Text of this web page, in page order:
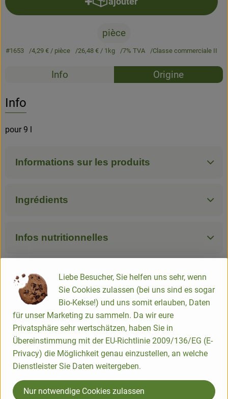
Ajouter le produit au panier
pièce
#1653 4,29 € / pièce 26,48 € / 1kg 7% TVA Classe commerciale II
Recettes
Info Origine
Info
pour 9 l
Informations sur les produits
Ingrédients
Infos nutritionnelles
Fiche produit
Utilisé ou recommandé pour
Sauté de porc 500g
Liebe Besucher, Sie helfen uns sehr, wenn
Sie Cookies zulassen (bei uns sind es sogar
Bio-Kekse!) und uns somit erlauben, Daten
für unser Marketing zu sammeln. Da wir eure
Privatsphäre sehr wertschätzen, haben Sie in
Übereinstimmung mit der EU-Richtlinie 2009/136/EG (E-
Privacy) die Möglichkeit genau einzustellen, an welche
Dienstleister Sie Daten weitergeben.
Nur notwendige Cookies zulassen